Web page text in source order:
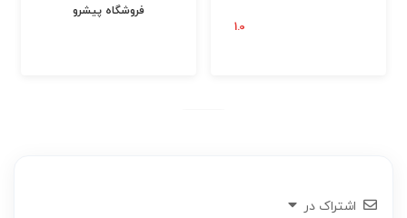
فروشگاه پیشرو
اشتراک در